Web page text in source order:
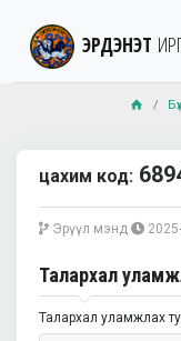
ЭРДЭНЭТ
цахим код:
Эрүүл мэнд
Талархал
Талархал уламжлах